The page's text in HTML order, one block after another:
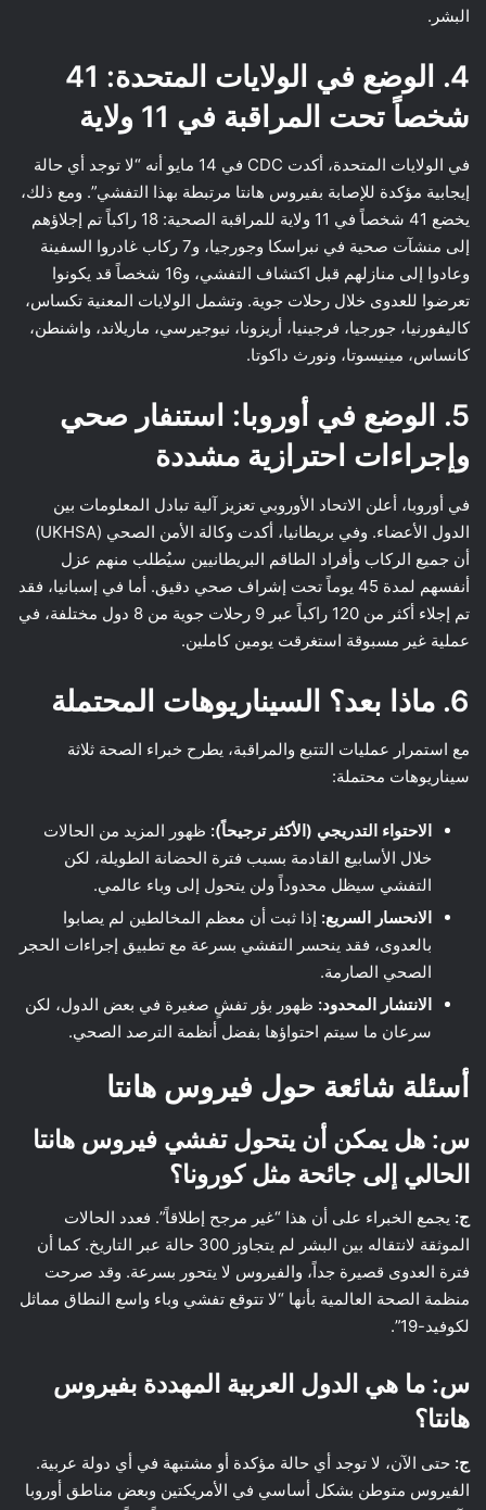
البشر.
4. الوضع في الولايات المتحدة: 41
شخصاً تحت المراقبة في 11 ولاية
في الولايات المتحدة، أكدت CDC في 14 مايو أنه “لا توجد أي حالة
إيجابية مؤكدة للإصابة بفيروس هانتا مرتبطة بهذا التفشي”. ومع ذلك،
يخضع 41 شخصاً في 11 ولاية للمراقبة الصحية: 18 راكباً تم إجلاؤهم
إلى منشآت صحية في نبراسكا وجورجيا، و7 ركاب غادروا السفينة
وعادوا إلى منازلهم قبل اكتشاف التفشي، و16 شخصاً قد يكونوا
تعرضوا للعدوى خلال رحلات جوية. وتشمل الولايات المعنية تكساس،
كاليفورنيا، جورجيا، فرجينيا، أريزونا، نيوجيرسي، ماريلاند، واشنطن،
كانساس، مينيسوتا، ونورث داكوتا.
5. الوضع في أوروبا: استنفار صحي
وإجراءات احترازية مشددة
في أوروبا، أعلن الاتحاد الأوروبي تعزيز آلية تبادل المعلومات بين
الدول الأعضاء. وفي بريطانيا، أكدت وكالة الأمن الصحي (UKHSA)
أن جميع الركاب وأفراد الطاقم البريطانيين سيُطلب منهم عزل
أنفسهم لمدة 45 يوماً تحت إشراف صحي دقيق. أما في إسبانيا، فقد
تم إجلاء أكثر من 120 راكباً عبر 9 رحلات جوية من 8 دول مختلفة، في
عملية غير مسبوقة استغرقت يومين كاملين.
6. ماذا بعد؟ السيناريوهات المحتملة
مع استمرار عمليات التتبع والمراقبة، يطرح خبراء الصحة ثلاثة
سيناريوهات محتملة:
الاحتواء التدريجي (الأكثر ترجيحاً): ظهور المزيد من الحالات
خلال الأسابيع القادمة بسبب فترة الحضانة الطويلة، لكن
التفشي سيظل محدوداً ولن يتحول إلى وباء عالمي.
الانحسار السريع: إذا ثبت أن معظم المخالطين لم يصابوا
بالعدوى، فقد ينحسر التفشي بسرعة مع تطبيق إجراءات الحجر
الصحي الصارمة.
الانتشار المحدود: ظهور بؤر تفشٍ صغيرة في بعض الدول، لكن
سرعان ما سيتم احتواؤها بفضل أنظمة الترصد الصحي.
أسئلة شائعة حول فيروس هانتا
س: هل يمكن أن يتحول تفشي فيروس هانتا
الحالي إلى جائحة مثل كورونا؟
ج: يجمع الخبراء على أن هذا “غير مرجح إطلاقاً”. فعدد الحالات
الموثقة لانتقاله بين البشر لم يتجاوز 300 حالة عبر التاريخ. كما أن
فترة العدوى قصيرة جداً، والفيروس لا يتحور بسرعة. وقد صرحت
منظمة الصحة العالمية بأنها “لا تتوقع تفشي وباء واسع النطاق مماثل
لكوفيد-19”.
س: ما هي الدول العربية المهددة بفيروس
هانتا؟
ج: حتى الآن، لا توجد أي حالة مؤكدة أو مشتبهة في أي دولة عربية.
الفيروس متوطن بشكل أساسي في الأمريكتين وبعض مناطق أوروبا